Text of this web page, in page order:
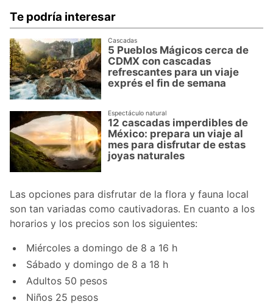
Te podría interesar
Cascadas
5 Pueblos Mágicos cerca de
CDMX con cascadas
refrescantes para un viaje
exprés el fin de semana
Espectáculo natural
12 cascadas imperdibles de
México: prepara un viaje al
mes para disfrutar de estas
joyas naturales
Las opciones para disfrutar de la flora y fauna local
son tan variadas como cautivadoras. En cuanto a los
horarios y los precios son los siguientes:
Miércoles a domingo de 8 a 16 h
Sábado y domingo de 8 a 18 h
Adultos 50 pesos
Niños 25 pesos